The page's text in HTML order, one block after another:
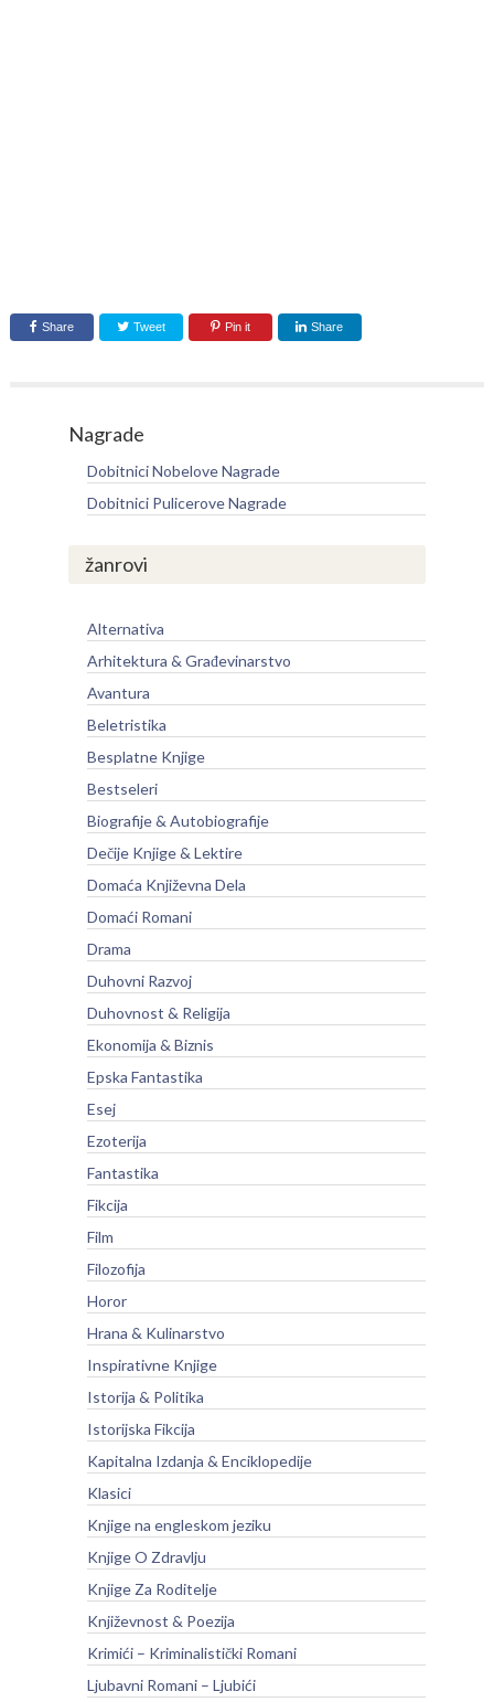
Share Tweet Pin it Share
Nagrade
Dobitnici Nobelove Nagrade
Dobitnici Pulicerove Nagrade
žanrovi
Alternativa
Arhitektura & Građevinarstvo
Avantura
Beletristika
Besplatne Knjige
Bestseleri
Biografije & Autobiografije
Dečije Knjige & Lektire
Domaća Književna Dela
Domaći Romani
Drama
Duhovni Razvoj
Duhovnost & Religija
Ekonomija & Biznis
Epska Fantastika
Esej
Ezoterija
Fantastika
Fikcija
Film
Filozofija
Horor
Hrana & Kulinarstvo
Inspirativne Knjige
Istorija & Politika
Istorijska Fikcija
Kapitalna Izdanja & Enciklopedije
Klasici
Knjige na engleskom jeziku
Knjige O Zdravlju
Knjige Za Roditelje
Književnost & Poezija
Krimići – Kriminalistički Romani
Ljubavni Romani – Ljubići